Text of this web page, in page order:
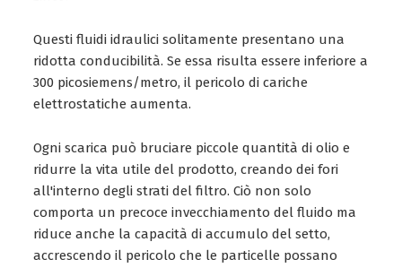
Questi fluidi idraulici solitamente presentano una
ridotta conducibilità. Se essa risulta essere inferiore a
300 picosiemens/metro, il pericolo di cariche
elettrostatiche aumenta.
Ogni scarica può bruciare piccole quantità di olio e
ridurre la vita utile del prodotto, creando dei fori
all'interno degli strati del filtro. Ciò non solo
comporta un precoce invecchiamento del fluido ma
riduce anche la capacità di accumulo del setto,
accrescendo il pericolo che le particelle possano